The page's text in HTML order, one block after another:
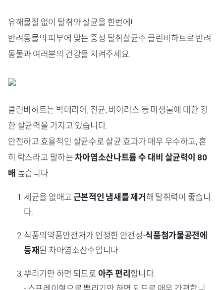
유해물질 없이 탈취와 살균을 한번에!
반려동물의 피부에 맞는 중성 탈취살균수 클린비하트로 반려
동물과 여러분의 건강을 지켜주세요.
클린비하트는 박테리아, 진균, 바이러스 등 미생물에 대한 강
한 살균력을 가지고 있습니다.
안전하고 효율적인 살균수로 살균 효과가 매우 우수하고, 흔
히 락스라고 말하는 차아염소산나트륨 수 대비 살균력이 80
배 높습니다.
세균을 없애고 근본적인 냄새를 제거 해 탈취력이 좋습니
다.
식품의약품안전처가 인정한 안전성-식품첨가물공전에
등재된 차아염소산수입니다.
뿌리기만 하면 되므로 아주 편리 합니다.